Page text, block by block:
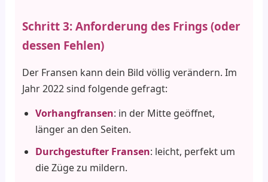
Schritt 3: Anforderung des Frings (oder
dessen Fehlen)
Der Fransen kann dein Bild völlig verändern. Im
Jahr 2022 sind folgende gefragt:
Vorhangfransen: in der Mitte geöffnet,
länger an den Seiten.
Durchgestufter Fransen: leicht, perfekt um
die Züge zu mildern.